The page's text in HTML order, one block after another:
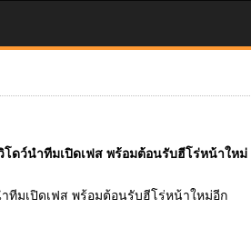
ดว์นำทีมเปิดเฟส พร้อมต้อนรับฮีโร่หน้าใหม่
ทีมเปิดเฟส พร้อมต้อนรับฮีโร่หน้าใหม่อีก